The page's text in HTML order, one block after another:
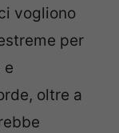
vogliono
per
e
oltre a